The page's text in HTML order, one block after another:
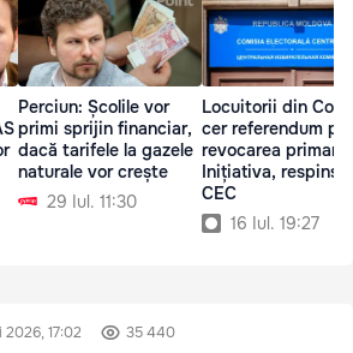
Perciun: Școlile vor
primi sprijin financiar,
dacă tarifele la gazele
naturale vor crește
29 Iul. 11:30
Locuitorii din
cer referendum
revocarea
Inițiativa, respinsă
CEC
16 Iul. 19:27
2026, 17:02 35 440